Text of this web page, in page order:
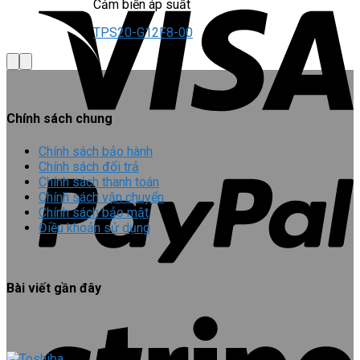
Cảm biến áp suất
TPS20-G12F8-00
Chính sách chung
Chính sách bảo hành
Chính sách đổi trả
Chính sách thanh toán
Chính sách vận chuyển
Chính sách bảo mật
Điều khoản sử dụng
Bài viết gần đây